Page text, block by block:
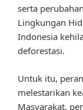
serta
Lingkungan
Indonesia
deforestasi.
Untuk itu,
melestarikan
Masyarakat,